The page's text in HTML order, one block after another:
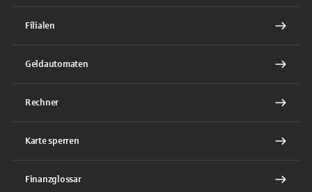
Filialen
Geldautomaten
Rechner
Karte sperren
Finanzglossar